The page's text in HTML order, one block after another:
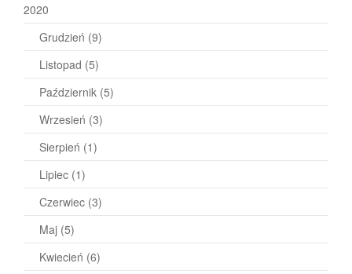
2020
Grudzień (9)
Listopad (5)
Październik (5)
Wrzesień (3)
Sierpień (1)
Lipiec (1)
Czerwiec (3)
Maj (5)
Kwiecień (6)